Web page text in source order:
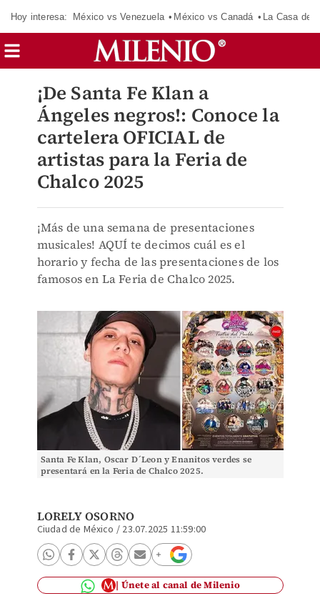
Hoy interesa: México vs Venezuela México vs Canadá La Casa de
¡De Santa Fe Klan a
Ángeles negros!: Conoce la
cartelera OFICIAL de
artistas para la Feria de
Chalco 2025
¡Más de una semana de presentaciones
musicales! AQUÍ te decimos cuál es el
horario y fecha de las presentaciones de los
famosos en La Feria de Chalco 2025.
Santa Fe Klan, Oscar D´Leon y Enanitos verdes se
presentará en la Feria de Chalco 2025.
LORELY OSORNO
Ciudad de México / 23.07.2025 11:59:00
Únete al canal de Milenio